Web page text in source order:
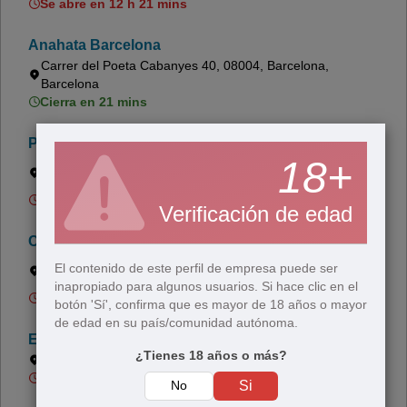
Se abre en 12 h 21 mins
Anahata Barcelona
Carrer del Poeta Cabanyes 40, 08004, Barcelona,
Barcelona
Cierra en 21 mins
POMPON
C/ Poeta Cabanyes12, 08004, Barcelona, Sants-Montjuïc,
Barcelona
Se abre en 12 h 21 mins
Cottage
Carrer del Parlament 10, 08015, Barcelona, Eixample,
Barcelona
Se abre en 12 h 21 mins
El Kiosk de Tundra
Avinguda Paral·lel, 103, 08004, Barcelona, Barcelona
Se abre en 12 h 51 mins
18+
Verificación de edad
El contenido de este perfil de empresa puede ser
inapropiado para algunos usuarios. Si hace clic en el
botón 'Sí', confirma que es mayor de 18 años o mayor
de edad en su país/comunidad autónoma.
¿Tienes 18 años o más?
No Si